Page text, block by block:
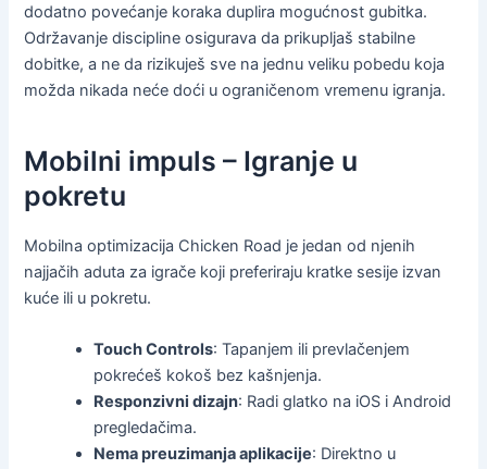
dodatno povećanje koraka duplira mogućnost gubitka.
Održavanje discipline osigurava da prikupljaš stabilne
dobitke, a ne da rizikuješ sve na jednu veliku pobedu koja
možda nikada neće doći u ograničenom vremenu igranja.
Mobilni impuls – Igranje u
pokretu
Mobilna optimizacija Chicken Road je jedan od njenih
najjačih aduta za igrače koji preferiraju kratke sesije izvan
kuće ili u pokretu.
Touch Controls: Tapanjem ili prevlačenjem
pokrećeš kokoš bez kašnjenja.
Responzivni dizajn: Radi glatko na iOS i Android
pregledačima.
Nema preuzimanja aplikacije: Direktno u